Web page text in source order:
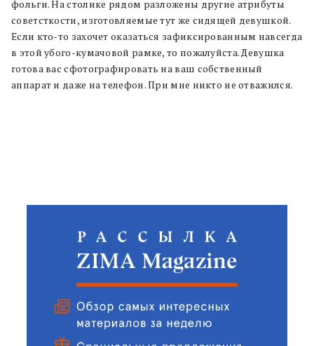
фольги. На столике рядом разложены другие атрибуты
советсткости, изготовляемые тут же сидящей девушкой.
Если кто-то захочет оказаться зафиксированным навсегда
в этой убого-кумачовой рамке, то пожалуйста. Девушка
готова вас сфотографировать на ваш собственный
аппарат и даже на телефон. При мне никто не отважился.